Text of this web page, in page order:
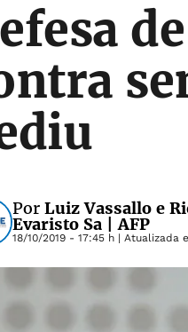
Por Luiz Vassallo e
Evaristo Sa | AFP
18/10/2019 - 17:45 h | Atualizada